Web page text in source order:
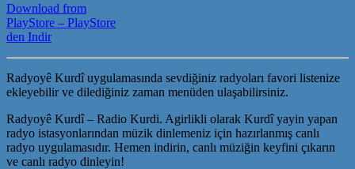
Download from
PlayStore – PlayStore
den Indir
Radyoyê Kurdî uygulamasında sevdiğiniz radyoları favori listenize
ekleyebilir ve dilediğiniz zaman menüden ulaşabilirsiniz.
Radyoyê Kurdî – Radio Kurdi. Agirlikli olarak Kurdî yayin yapan
radyo istasyonlarından müzik dinlemeniz için hazırlanmış canlı
radyo uygulamasıdır. Hemen indirin, canlı müziğin keyfini çıkarın
ve canlı radyo dinleyin!